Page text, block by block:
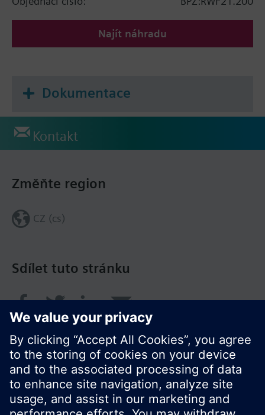
Najít náhradu
Dokumentace
Kontakt
Sdílet tuto stránku
Změňte region
CZ (cs)